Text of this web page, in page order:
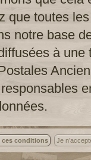
que toutes
notre base
à une